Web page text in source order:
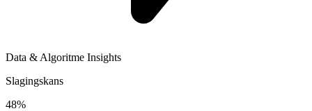
Data & Algoritme Insights
Slagingskans
48%